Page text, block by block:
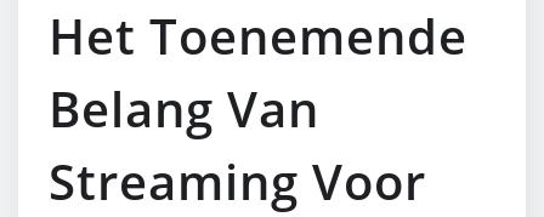
Het Toenemende
Belang Van
Streaming Voor